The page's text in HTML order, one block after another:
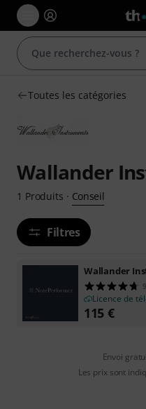
Toutes les catégories
Wallander
1 Produits · Conseil
Filtres
Wallander
9
Licence de
115 €
Envoi
Les prix sont